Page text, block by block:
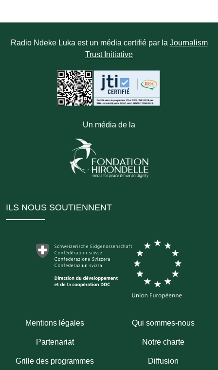
Radio Ndeke Luka est un média certifié par la Journalism
Trust Initiative
Un média de la
ILS NOUS SOUTIENNENT
Mentions légales Qui sommes-nous
Partenariat Notre charte
Grille des programmes Diffusion